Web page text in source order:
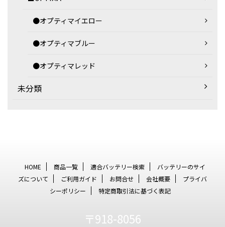
●オプティマイエロー
●オプティマブルー
●オプティマレッド
未分類
HOME 商品一覧 適合バッテリー検索
バッテリーのサイ
ズについて
ご利用ガイド お問合せ 会社概要
プライバ
シーポリシー
特定商取引法に基づく表記
〒918-8056